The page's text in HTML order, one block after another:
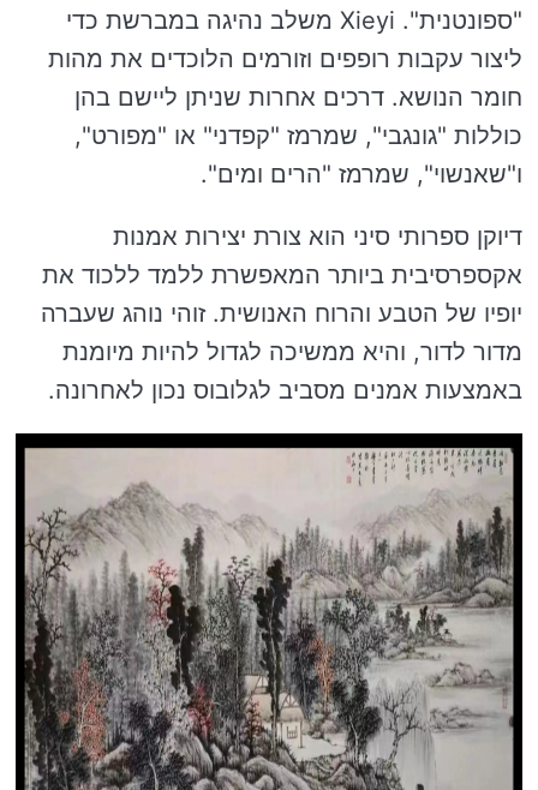
"ספונטנית". Xieyi משלב נהיגה במברשת כדי
ליצור עקבות רופפים וזורמים הלוכדים את מהות
חומר הנושא. דרכים אחרות שניתן ליישם בהן
כוללות "גונגבי", שמרמז "קפדני" או "מפורט",
ו"שאנשוי", שמרמז "הרים ומים".
דיוקן ספרותי סיני הוא צורת יצירות אמנות
אקספרסיבית ביותר המאפשרת ללמד ללכוד את
יופיו של הטבע והרוח האנושית. זוהי נוהג שעברה
מדור לדור, והיא ממשיכה לגדול להיות מיומנת
באמצעות אמנים מסביב לגלובוס נכון לאחרונה.